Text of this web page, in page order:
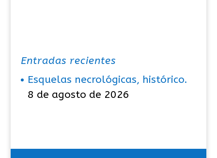
Entradas recientes
Esquelas necrológicas, histórico.
8 de agosto de 2026